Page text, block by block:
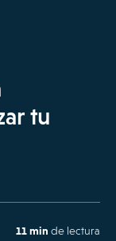
tu
11 min de lectura